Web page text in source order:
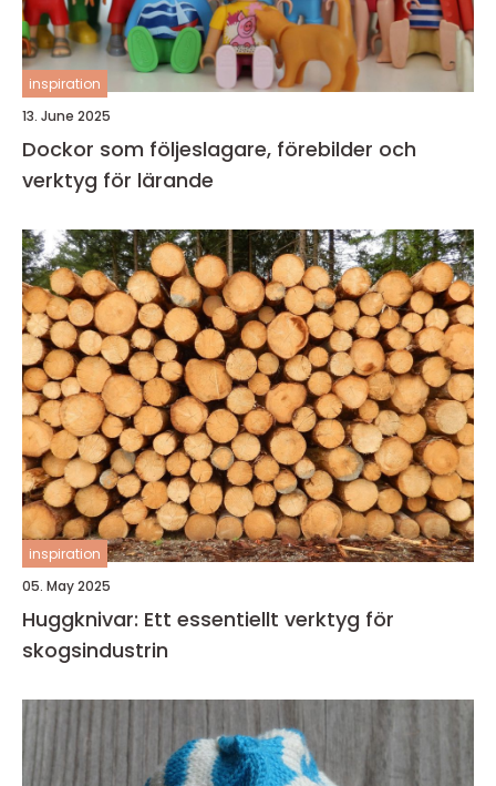
inspiration
13. June 2025
Dockor som följeslagare, förebilder och
verktyg för lärande
inspiration
05. May 2025
Huggknivar: Ett essentiellt verktyg för
skogsindustrin